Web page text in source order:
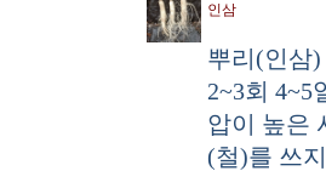
인삼
뿌리(인삼)
2~3회 4~5
압이 높은
(철)를 쓰